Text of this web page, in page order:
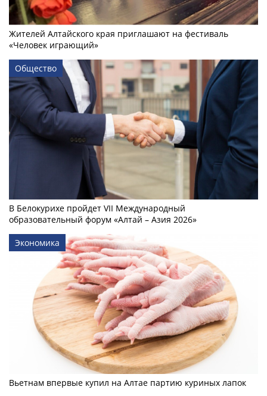
Жителей Алтайского края приглашают на фестиваль
«Человек играющий»
Общество
В Белокурихе пройдет VII Международный
образовательный форум «Алтай – Азия 2026»
Экономика
Вьетнам впервые купил на Алтае партию куриных лапок